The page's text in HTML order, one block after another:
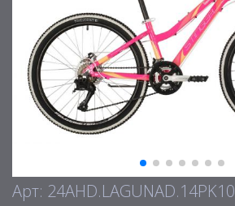
Арт: 24AHD.LAGUNAD.14PK10